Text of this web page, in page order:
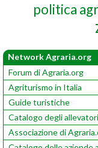
politica
Network Agraria.org
Forum di Agraria.org
Agriturismo in Italia
Guide turistiche
Catalogo degli allevatori
Associazione di